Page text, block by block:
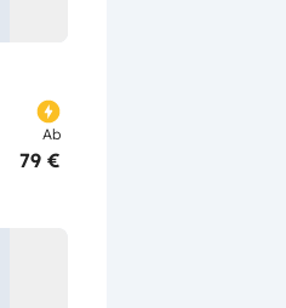
Ab
79 €